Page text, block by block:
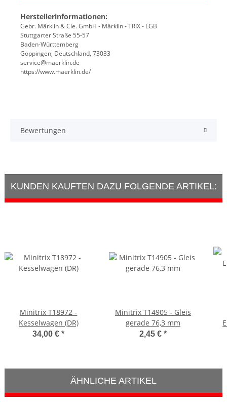
Herstellerinformationen:
Gebr. Märklin & Cie. GmbH - Märklin - TRIX - LGB
Stuttgarter Straße 55-57
Baden-Württemberg
Göppingen, Deutschland, 73033
service@maerklin.de
https://www.maerklin.de/
Bewertungen
KUNDEN KAUFTEN DAZU FOLGENDE ARTIKEL:
Minitrix T18972 -
Kesselwagen (DR)
34,00 €*
Minitrix T14905 - Gleis
gerade 76,3 mm
2,45 €*
ÄHNLICHE ARTIKEL